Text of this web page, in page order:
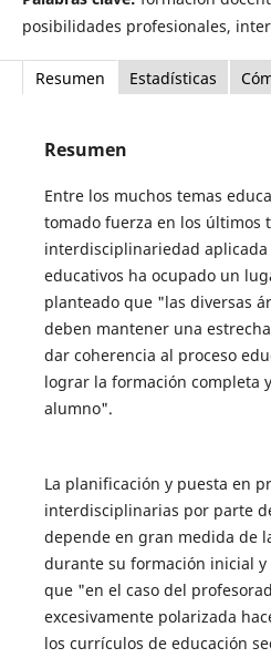
posibilidades profesionales,
Resumen Estadísticas
Resumen
Entre los muchos temas
tomado fuerza en los últimos
interdisciplinariedad aplicada
educativos ha ocupado un
planteado que "las diversas
deben mantener una
dar coherencia al proceso
lograr la formación completa
alumno".
La planificación y puesta en
interdisciplinarias por parte
depende en gran medida de
durante su formación inicial y
que "en el caso del
excesivamente polarizada
los currículos de educación